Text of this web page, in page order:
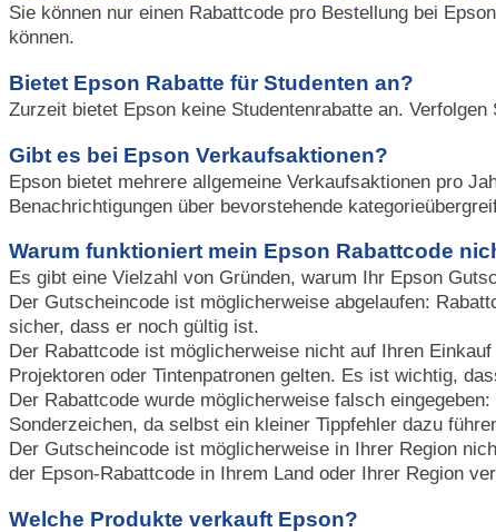
Sie können nur einen Rabattcode pro Bestellung bei
können.
Bietet Epson Rabatte für Studenten an?
Zurzeit bietet Epson keine Studentenrabatte an.
Gibt es bei Epson Verkaufsaktionen?
Epson bietet mehrere allgemeine Verkaufsaktionen pro
Benachrichtigungen über bevorstehende
Warum funktioniert mein Epson Rabattcode
Es gibt eine Vielzahl von Gründen, warum Ihr Epson
Der Gutscheincode ist möglicherweise abgelaufen:
sicher, dass er noch gültig ist.
Der Rabattcode ist möglicherweise nicht auf Ihren
Projektoren oder Tintenpatronen gelten. Es ist wichtig,
Der Rabattcode wurde möglicherweise falsch
Sonderzeichen, da selbst ein kleiner Tippfehler dazu
Der Gutscheincode ist möglicherweise in Ihrer Region
der Epson-Rabattcode in Ihrem Land oder Ihrer Region
Welche Produkte verkauft Epson?